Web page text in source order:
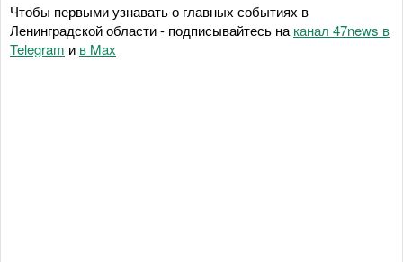
Чтобы первыми узнавать о главных событиях в
Ленинградской области - подписывайтесь на канал 47news в
Telegram и в Maх